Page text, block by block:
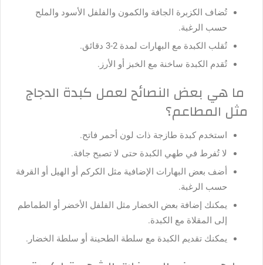
تُضاف الكزبرة الجافة والكمون والفلفل الأسود والملح
حسب الرغبة.
تُقلب الكبدة مع البهارات لمدة 2-3 دقائق.
تُقدم الكبدة ساخنة مع الخبز أو الأرز.
ما هي بعض النصائح لعمل كبدة الدجاج
مثل المطاعم؟
استخدم كبدة طازجة ذات لون أحمر فاتح.
لا تُفرط في طهي الكبدة حتى لا تصبح جافة.
أضف بعض البهارات الإضافية مثل الكركم أو الهيل أو القرفة
حسب الرغبة.
يمكنك إضافة بعض الخضار مثل الفلفل الأخضر أو الطماطم
إلى المقلاة مع الكبدة.
يمكنك تقديم الكبدة مع سلطة الطحينة أو سلطة الخضار.